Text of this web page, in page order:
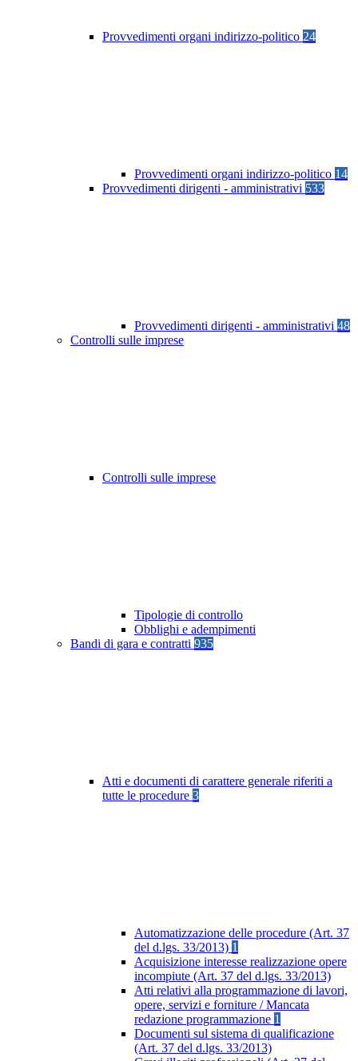
Provvedimenti organi indirizzo-politico 24
Provvedimenti organi indirizzo-politico 14
Provvedimenti dirigenti - amministrativi 533
Provvedimenti dirigenti - amministrativi 48
Controlli sulle imprese
Controlli sulle imprese
Tipologie di controllo
Obblighi e adempimenti
Bandi di gara e contratti 935
Atti e documenti di carattere generale riferiti a
tutte le procedure 3
Automatizzazione delle procedure (Art. 37
del d.lgs. 33/2013) 1
Acquisizione interesse realizzazione opere
incompiute (Art. 37 del d.lgs. 33/2013)
Atti relativi alla programmazione di lavori,
opere, servizi e forniture / Mancata
redazione programmazione 1
Documenti sul sistema di qualificazione
(Art. 37 del d.lgs. 33/2013)